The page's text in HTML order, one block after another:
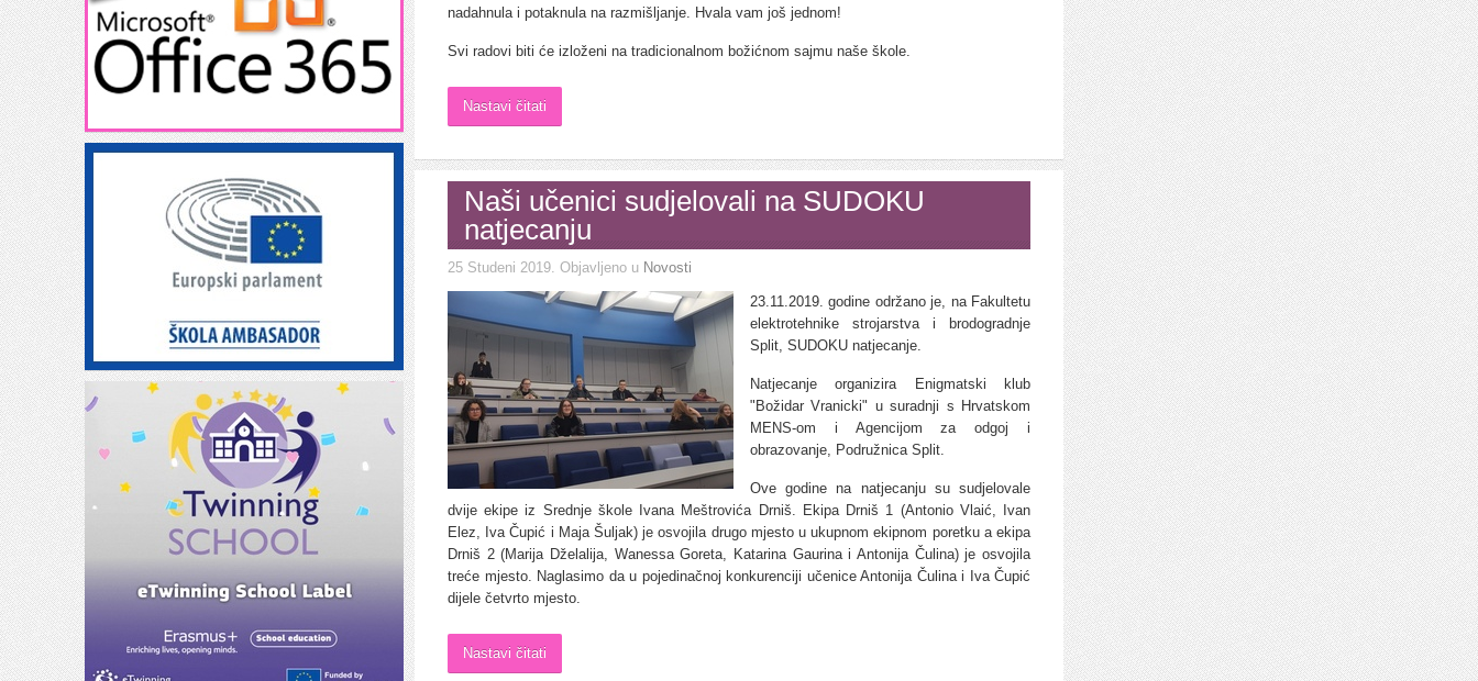
nadahnula i potaknula na razmišljanje. Hvala vam još jednom!
Svi radovi biti će izloženi na tradicionalnom božićnom sajmu naše škole.
Nastavi čitati
Naši učenici sudjelovali na SUDOKU
natjecanju
25 Studeni 2019. Objavljeno u Novosti
23.11.2019. godine održano je, na Fakultetu
elektrotehnike strojarstva i brodogradnje
Split, SUDOKU natjecanje.
Natjecanje organizira Enigmatski klub
"Božidar Vranicki" u suradnji s Hrvatskom
MENS-om i Agencijom za odgoj i
obrazovanje, Podružnica Split.
Ove godine na natjecanju su sudjelovale
dvije ekipe iz Srednje škole Ivana Meštrovića Drniš. Ekipa Drniš 1 (Antonio Vlaić, Ivan
Elez, Iva Čupić i Maja Šuljak) je osvojila drugo mjesto u ukupnom ekipnom poretku a ekipa
Drniš 2 (Marija Dželalija, Wanessa Goreta, Katarina Gaurina i Antonija Čulina) je osvojila
treće mjesto. Naglasimo da u pojedinačnoj konkurenciji učenice Antonija Čulina i Iva Čupić
dijele četvrto mjesto.
Nastavi čitati